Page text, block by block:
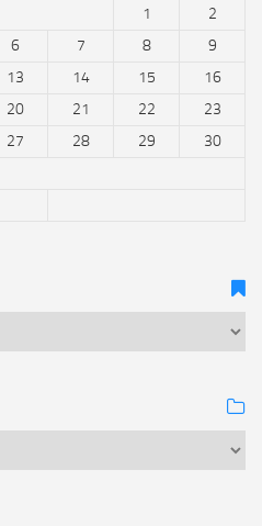
1
2
6 7 8
9
13 14 15
16
20 21 22
23
27 28 29
30